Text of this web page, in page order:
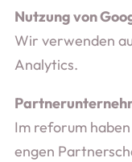
Nutzung von
Wir verwenden
Analytics.
Im reforum
engen